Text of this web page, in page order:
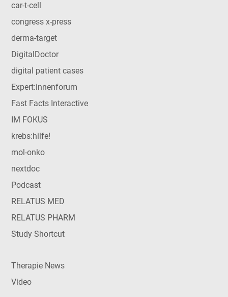
car-t-cell
congress x-press
derma-target
DigitalDoctor
digital patient cases
Expert:innenforum
Fast Facts Interactive
IM FOKUS
krebs:hilfe!
mol-onko
nextdoc
Podcast
RELATUS MED
RELATUS PHARM
Study Shortcut
Therapie News
Video